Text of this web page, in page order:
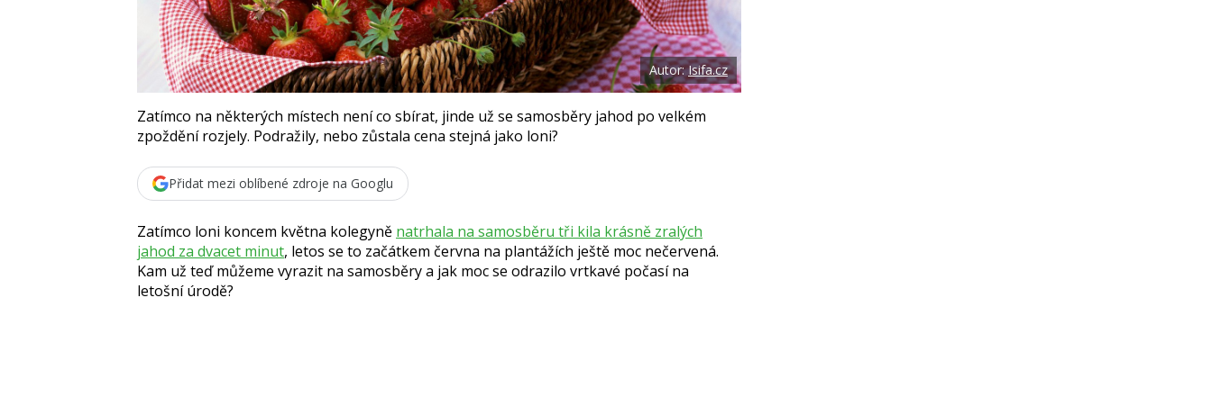
Autor:Isifa.cz
Zatímco na některých místech není co sbírat, jinde už se samosběry jahod po velkém
zpoždění rozjely. Podražily, nebo zůstala cena stejná jako loni?
Přidat mezi oblíbené zdroje na Googlu
Zatímco loni koncem května kolegyně natrhala na samosběru tři kila krásně zralých
jahod za dvacet minut, letos se to začátkem června na plantážích ještě moc nečervená.
Kam už teď můžeme vyrazit na samosběry a jak moc se odrazilo vrtkavé počasí na
letošní úrodě?